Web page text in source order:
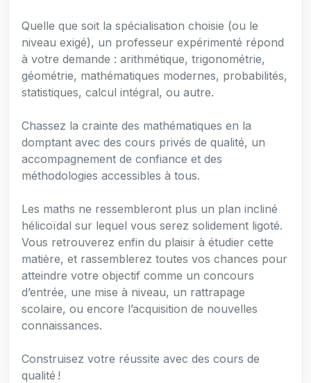
Quelle que soit la spécialisation choisie (ou le
niveau exigé), un professeur expérimenté répond
à votre demande : arithmétique, trigonométrie,
géométrie, mathématiques modernes, probabilités,
statistiques, calcul intégral, ou autre.
Chassez la crainte des mathématiques en la
domptant avec des cours privés de qualité, un
accompagnement de confiance et des
méthodologies accessibles à tous.
Les maths ne ressembleront plus un plan incliné
hélicoïdal sur lequel vous serez solidement ligoté.
Vous retrouverez enfin du plaisir à étudier cette
matière, et rassemblerez toutes vos chances pour
atteindre votre objectif comme un concours
d’entrée, une mise à niveau, un rattrapage
scolaire, ou encore l’acquisition de nouvelles
connaissances.
Construisez votre réussite avec des cours de
qualité !